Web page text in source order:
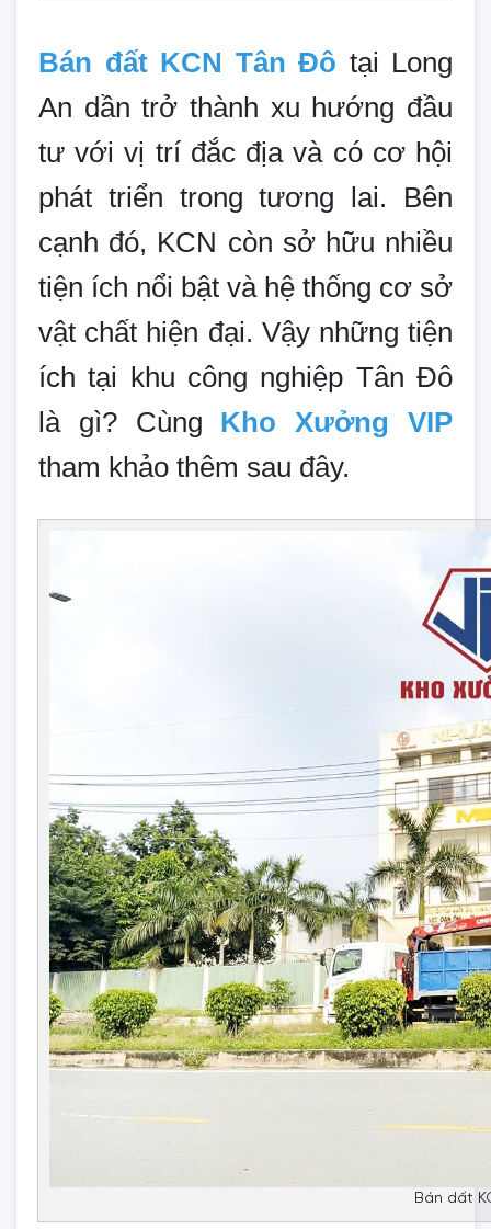
Bán đất KCN Tân Đô tại Long
An dần trở thành xu hướng đầu
tư với vị trí đắc địa và có cơ hội
phát triển trong tương lai. Bên
cạnh đó, KCN còn sở hữu nhiều
tiện ích nổi bật và hệ thống cơ sở
vật chất hiện đại. Vậy những tiện
ích tại khu công nghiệp Tân Đô
là gì? Cùng Kho Xưởng VIP
tham khảo thêm sau đây.
Bán dất